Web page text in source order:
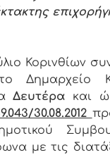
Κορινθίων
Δημαρχείο
Δευτέρα και
30.08.2012
με τις